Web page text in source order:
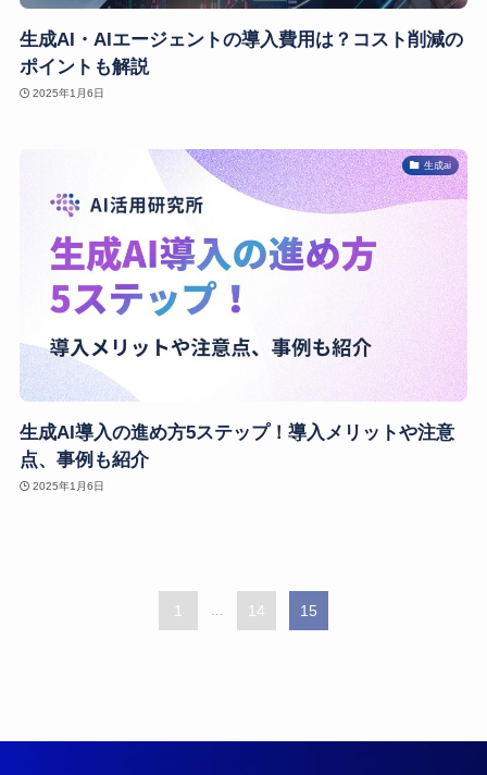
生成AI・AIエージェントの導入費用は？コスト削減の
ポイントも解説
2025年1月6日
生成ai
生成AI導入の進め方5ステップ！導入メリットや注意
点、事例も紹介
2025年1月6日
1 14 15